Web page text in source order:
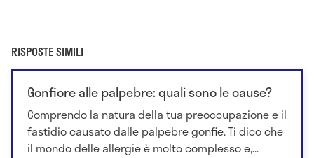
RISPOSTE SIMILI
Gonfiore alle palpebre: quali sono le cause?
Comprendo la natura della tua preoccupazione e il
fastidio causato dalle palpebre gonfie. Ti dico che
il mondo delle allergie è molto complesso e,...